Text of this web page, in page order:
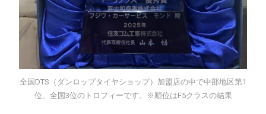
全国DTS（ダンロップタイヤショップ）加盟店の中で中部地区第1
位、全国3位のトロフィーです。※順位はF5クラスの結果